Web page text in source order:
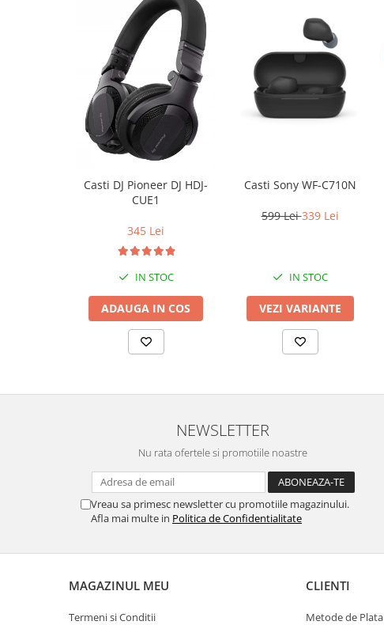
Casti DJ Pioneer DJ HDJ-
CUE1
345 Lei
IN STOC
ADAUGA IN COS
Casti Sony WF-C710N
599 Lei339 Lei
IN STOC
VEZI VARIANTE
NEWSLETTER
Nu rata ofertele si promotiile noastre
Vreau sa primesc newsletter cu promotiile magazinului.
Afla mai multe in Politica de Confidentialitate
MAGAZINUL MEU
Termeni si Conditii
CLIENTI
Metode de Plata